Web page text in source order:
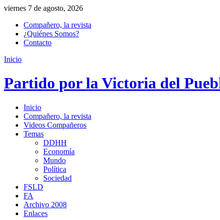
viernes 7 de agosto, 2026
Compañero, la revista
¿Quiénes Somos?
Contacto
Inicio
Partido por la Victoria del
Inicio
Compañero, la revista
Videos Compañeros
Temas
DDHH
Economía
Mundo
Política
Sociedad
FSLD
FA
Archivo 2008
Enlaces